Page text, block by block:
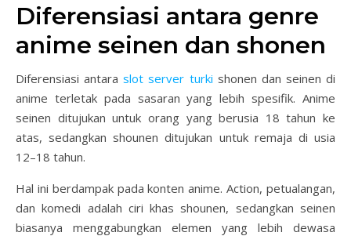
Diferensiasi antara genre
anime seinen dan shonen
Diferensiasi antaraslot server turki shonen dan seinen di
anime terletak pada sasaran yang lebih spesifik. Anime
seinen ditujukan untuk orang yang berusia 18 tahun ke
atas, sedangkan shounen ditujukan untuk remaja di usia
12–18 tahun.
Hal ini berdampak pada konten anime. Action, petualangan,
dan komedi adalah ciri khas shounen, sedangkan seinen
biasanya menggabungkan elemen yang lebih dewasa